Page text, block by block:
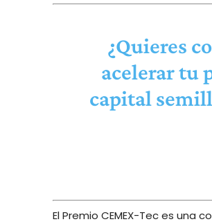
¿Quieres
acelerar tu
capital
El Premio CEMEX-Tec es